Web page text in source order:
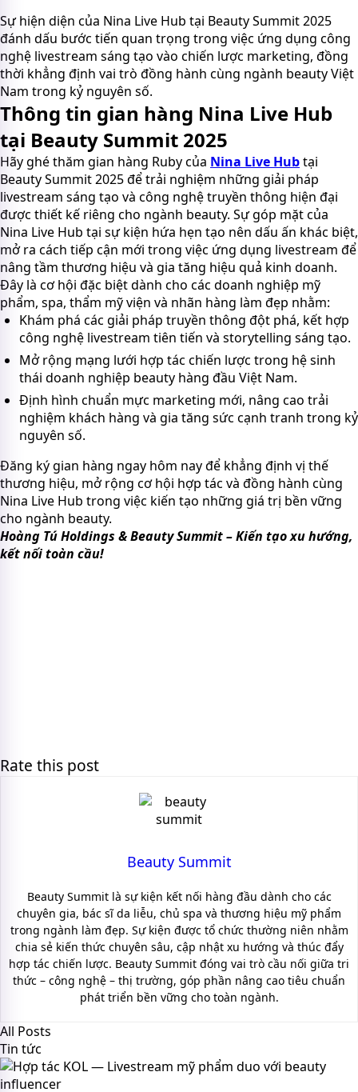
Sự hiện diện của Nina Live Hub tại Beauty Summit 2025
đánh dấu bước tiến quan trọng trong việc ứng dụng công
nghệ livestream sáng tạo vào chiến lược marketing, đồng
thời khẳng định vai trò đồng hành cùng ngành beauty Việt
Nam trong kỷ nguyên số.
Thông tin gian hàng Nina Live Hub
tại Beauty Summit 2025
Hãy ghé thăm gian hàng Ruby của Nina Live Hubtại
Beauty Summit 2025 để trải nghiệm những giải pháp
livestream sáng tạo và công nghệ truyền thông hiện đại
được thiết kế riêng cho ngành beauty. Sự góp mặt của
Nina Live Hub tại sự kiện hứa hẹn tạo nên dấu ấn khác biệt,
mở ra cách tiếp cận mới trong việc ứng dụng livestream để
nâng tầm thương hiệu và gia tăng hiệu quả kinh doanh.
Đây là cơ hội đặc biệt dành cho các doanh nghiệp mỹ
phẩm, spa, thẩm mỹ viện và nhãn hàng làm đẹp nhằm:
Khám phá các giải pháp truyền thông đột phá, kết hợp
công nghệ livestream tiên tiến và storytelling sáng tạo.
Mở rộng mạng lưới hợp tác chiến lược trong hệ sinh
thái doanh nghiệp beauty hàng đầu Việt Nam.
Định hình chuẩn mực marketing mới, nâng cao trải
nghiệm khách hàng và gia tăng sức cạnh tranh trong kỷ
nguyên số.
Đăng ký gian hàng ngay hôm nay để khẳng định vị thế
thương hiệu, mở rộng cơ hội hợp tác và đồng hành cùng
Nina Live Hub trong việc kiến tạo những giá trị bền vững
cho ngành beauty.
Hoàng Tú Holdings & Beauty Summit – Kiến tạo xu hướng,
kết nối toàn cầu!
Rate this post
Beauty Summit
Beauty Summit là sự kiện kết nối hàng đầu dành cho các
chuyên gia, bác sĩ da liễu, chủ spa và thương hiệu mỹ phẩm
trong ngành làm đẹp. Sự kiện được tổ chức thường niên nhằm
chia sẻ kiến thức chuyên sâu, cập nhật xu hướng và thúc đẩy
hợp tác chiến lược. Beauty Summit đóng vai trò cầu nối giữa tri
thức – công nghệ – thị trường, góp phần nâng cao tiêu chuẩn
phát triển bền vững cho toàn ngành.
All Posts
Tin tức